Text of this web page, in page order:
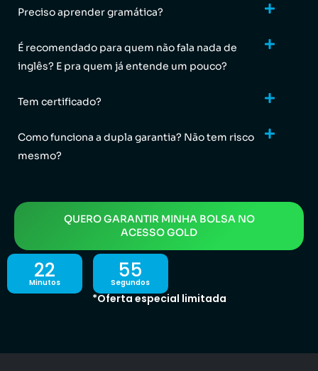
Preciso aprender gramática?
É recomendado para quem não fala nada de
inglês? E pra quem já entende um pouco?
Tem certificado?
Como funciona a dupla garantia? Não tem risco
mesmo?
QUERO GARANTIR MINHA BOLSA NO
ACESSO GOLD
22
Minutos 53
Segundos
*Oferta especial limitada